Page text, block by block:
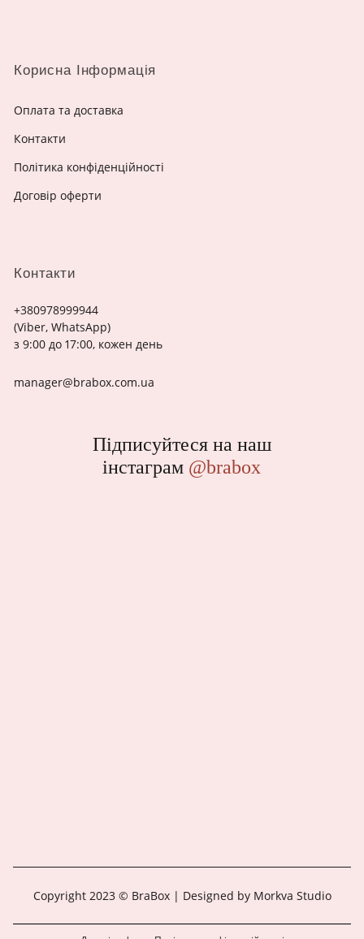
Контакти
+380978999944
(Viber, WhatsApp)
з 9:00 до 17:00, кожен день
manager@brabox.com.ua
Корисна Інформація
Оплата та доставка
Контакти
Політика конфіденційності
Договір оферти
Підписуйтеся на наш
інстаграм @brabox
Copyright 2023 © BraBox | Designed by Morkva Studio